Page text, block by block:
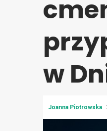
w
Joanna Piotrowska